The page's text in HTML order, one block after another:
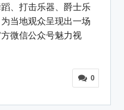
、打击乐器、爵士乐
当地观众呈现出一场
微信公众号魅力视
0